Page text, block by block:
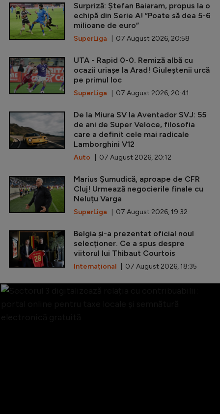
Surpriză: Ștefan Baiaram, propus la o
echipă din Serie A! ”Poate să dea 5-6
milioane de euro”
SuperLiga | 07 August 2026, 20:58
UTA - Rapid 0-0. Remiză albă cu
ocazii uriașe la Arad! Giuleștenii urcă
pe primul loc
SuperLiga | 07 August 2026, 20:41
De la Miura SV la Aventador SVJ: 55
de ani de Super Veloce, filosofia
care a definit cele mai radicale
Lamborghini V12
Auto | 07 August 2026, 20:12
Marius Șumudică, aproape de CFR
Cluj! Urmează negocierile finale cu
Neluțu Varga
SuperLiga | 07 August 2026, 19:32
Belgia și-a prezentat oficial noul
selecționer. Ce a spus despre
viitorul lui Thibaut Courtois
Internațional | 07 August 2026, 18:35